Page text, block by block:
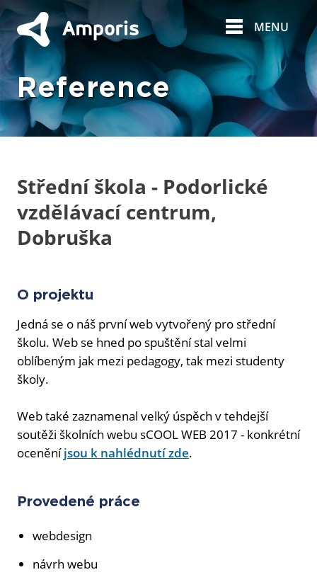
MENU
Reference
Střední škola - Podorlické
vzdělávací centrum,
Dobruška
O projektu
Jedná se o náš první web vytvořený pro střední
školu. Web se hned po spuštění stal velmi
oblíbeným jak mezi pedagogy, tak mezi studenty
školy.
Web také zaznamenal velký úspěch v tehdejší
soutěži školních webu sCOOL WEB 2017 - konkrétní
oceněníjsou k nahlédnutí zde.
Provedené práce
webdesign
návrh webu